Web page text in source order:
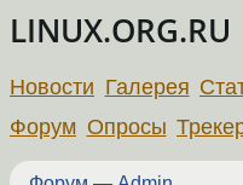
LINUX.ORG.RU
Новости Галерея
Форум Опросы